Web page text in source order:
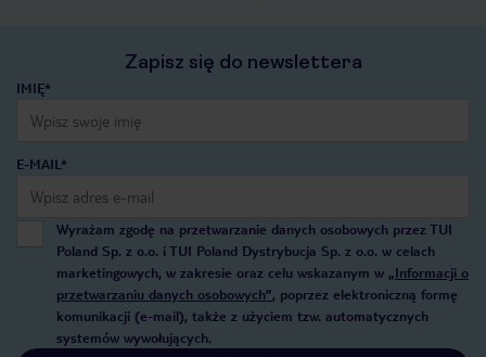
Zapisz się do newslettera
IMIĘ*
E-MAIL*
Wyrażam zgodę na przetwarzanie danych osobowych przez TUI
Poland Sp. z o.o. i TUI Poland Dystrybucja Sp. z o.o. w celach
marketingowych, w zakresie oraz celu wskazanym w „Informacji o
przetwarzaniu danych osobowych”, poprzez elektroniczną formę
komunikacji (e-mail), także z użyciem tzw. automatycznych
systemów wywołujących.